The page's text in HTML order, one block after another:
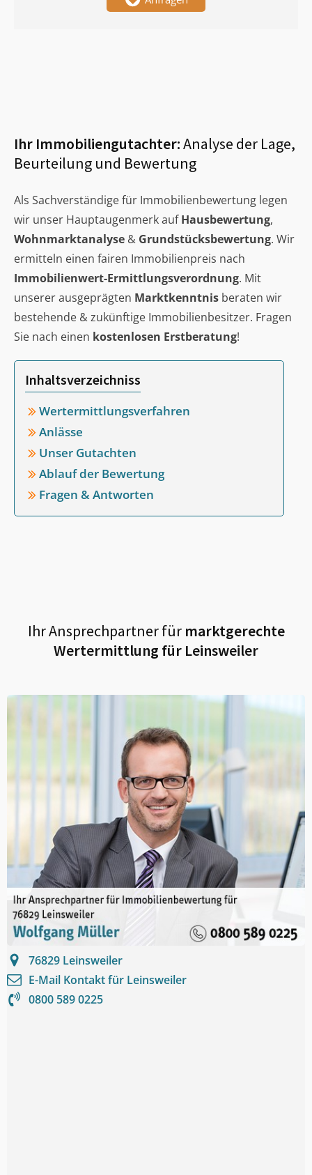
Ihr Immobiliengutachter:Analyse der Lage,
Beurteilung und Bewertung
Als Sachverständige für Immobilienbewertung legen
wir unser Hauptaugenmerk aufHausbewertung,
Wohnmarktanalyse & Grundstücksbewertung. Wir
ermitteln einen fairen Immobilienpreis nach
Immobilienwert-Ermittlungsverordnung. Mit
unserer ausgeprägten Marktkenntnis beraten wir
bestehende & zukünftige Immobilienbesitzer. Fragen
Sie nach einen kostenlosen Erstberatung!
Inhaltsverzeichniss
Wertermittlungsverfahren
Anlässe
Unser Gutachten
Ablauf der Bewertung
Fragen & Antworten
Ihr Ansprechpartner fürmarktgerechte
Wertermittlung für Leinsweiler
76829 Leinsweiler
E-Mail Kontakt für Leinsweiler
0800 589 0225